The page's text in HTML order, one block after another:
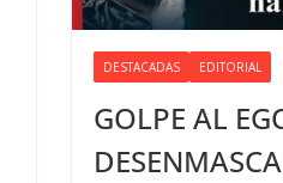
DESTACADAS EDITORIAL
GOLPE AL